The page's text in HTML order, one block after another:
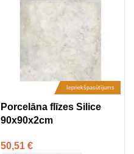
Iepriekšpasūtījums
Porcelāna flīzes Silice
90x90x2cm
50,51 €